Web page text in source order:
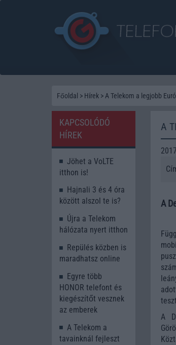
Főoldal > Hírek > A Telekom a legjobb
A
A
A
KAPCSOLÓDÓ
HÍREK
Jöhet a VoLTE
itthon is!
Hajnali 3 és 4 óra
között alszol te is?
Újra a Telekom
hálózata nyert itthon
Repülés közben is
maradhatsz online
Egyre több
HONOR telefont és
kiegészítőt vesznek
az emberek
A Telekom a
tavainknál fejleszt